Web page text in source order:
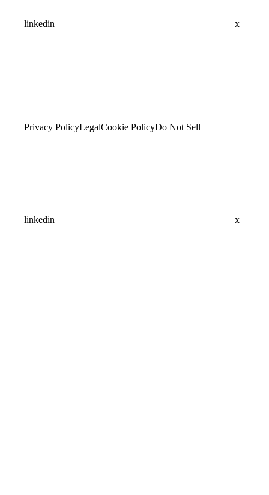
linkedin x
Privacy PolicyLegalCookie PolicyDo Not Sell
linkedin x